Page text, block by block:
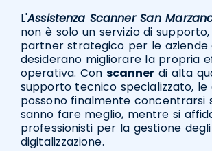
L'Assistenza Scanner San
non è solo un servizio di
partner strategico per le aziende
desiderano migliorare la propria
operativa. Con scanner di alta
supporto tecnico specializzato, le
possono finalmente concentrarsi
sanno fare meglio, mentre si
professionisti per la gestione
digitalizzazione.